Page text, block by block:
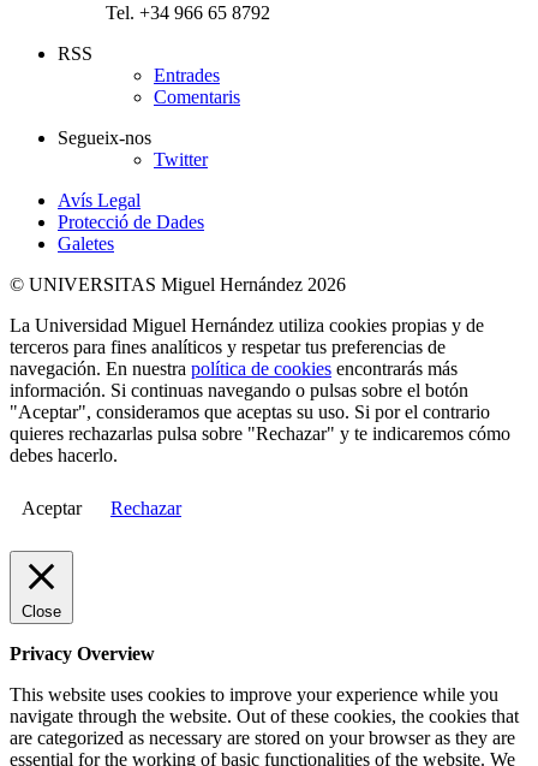
Tel. +34 966 65 8792
RSS
Entrades
Comentaris
Segueix-nos
Twitter
Avís Legal
Protecció de Dades
Galetes
© UNIVERSITAS Miguel Hernández 2026
La Universidad Miguel Hernández utiliza cookies propias y de
terceros para fines analíticos y respetar tus preferencias de
navegación. En nuestra política de cookies encontrarás más
información. Si continuas navegando o pulsas sobre el botón
"Aceptar", consideramos que aceptas su uso. Si por el contrario
quieres rechazarlas pulsa sobre "Rechazar" y te indicaremos cómo
debes hacerlo.
Aceptar Rechazar
Close
Privacy Overview
This website uses cookies to improve your experience while you
navigate through the website. Out of these cookies, the cookies that
are categorized as necessary are stored on your browser as they are
essential for the working of basic functionalities of the website. We